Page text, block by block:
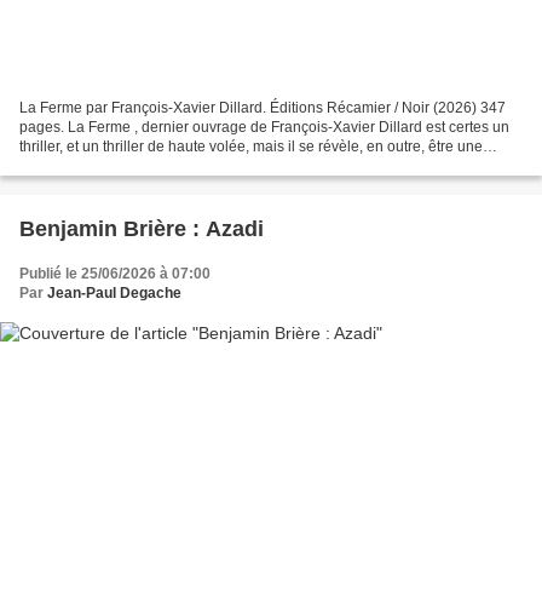
La Ferme par François-Xavier Dillard. Éditions Récamier / Noir (2026) 347
pages. La Ferme , dernier ouvrage de François-Xavier Dillard est certes un
thriller, et un thriller de haute volée, mais il se révèle, en outre, être une
Benjamin Brière : Azadi
Publié le 25/06/2026 à 07:00
Par Jean-Paul Degache